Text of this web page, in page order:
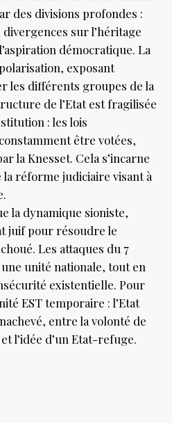
des divisions profondes :
sur l’héritage
démocratique. La
exposant
les différents groupes de la
de l’Etat est fragilisée
: les lois
être votées,
la Knesset. Cela s’incarne
réforme judiciaire visant à
la dynamique sioniste,
juif pour résoudre le
Les attaques du 7
unité nationale, tout en
existentielle. Pour
EST temporaire : l’Etat
entre la volonté de
l’idée d’un Etat-refuge.